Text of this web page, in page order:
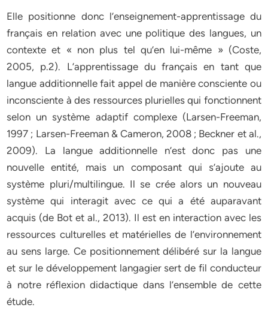
Elle positionne donc l’enseignement-apprentissage du
français en relation avec une politique des langues, un
contexte et « non plus tel qu’en lui-même » (Coste,
2005, p.2). L’apprentissage du français en tant que
langue additionnelle fait appel de manière consciente ou
inconsciente à des ressources plurielles qui fonctionnent
selon un système adaptif complexe (Larsen-Freeman,
1997 ; Larsen-Freeman & Cameron, 2008 ; Beckner et al.,
2009). La langue additionnelle n’est donc pas une
nouvelle entité, mais un composant qui s’ajoute au
système pluri/multilingue. Il se crée alors un nouveau
système qui interagit avec ce qui a été auparavant
acquis (de Bot et al., 2013). Il est en interaction avec les
ressources culturelles et matérielles de l’environnement
au sens large. Ce positionnement délibéré sur la langue
et sur le développement langagier sert de fil conducteur
à notre réflexion didactique dans l’ensemble de cette
étude.